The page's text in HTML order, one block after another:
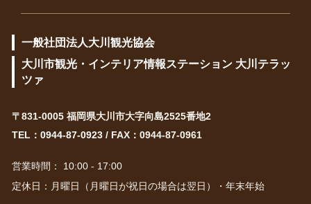
一般社団法人大川観光協会
大川市観光・インテリア情報ステーション 大川テラッ
ツァ
〒831-0005 福岡県大川市大字向島2525番地2
TEL： 0944-87-0923/ FAX：0944-87-0961
営業時間： 10:00 - 17:00
定休日：月曜日（月曜日が祝日の場合は翌日）・年末年始